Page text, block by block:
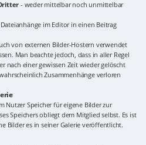
- weder mittelbar noch unmittelbar
im Editor in einen Beitrag
von externen Bilder-Hostern verwendet
Man beachte jedoch, dass in aller Regel
nach einer gewissen Zeit wieder gelöscht
Zusammenhänge verloren
Nutzer Speicher für eigene Bilder zur
Speichers obliegt dem Mitglied selbst. Es ist
Bilder es in seiner Galerie veröffentlicht.